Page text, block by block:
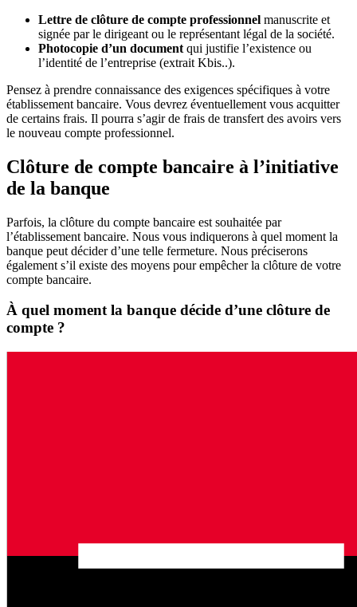
Lettre de clôture de compte professionnel manuscrite et
signée par le dirigeant ou le représentant légal de la société.
Photocopie d’un document qui justifie l’existence ou
l’identité de l’entreprise (extrait Kbis..).
Pensez à prendre connaissance des exigences spécifiques à votre
établissement bancaire. Vous devrez éventuellement vous acquitter
de certains frais. Il pourra s’agir de frais de transfert des avoirs vers
le nouveau compte professionnel.
Clôture de compte bancaire à l’initiative
de la banque
Parfois, la clôture du compte bancaire est souhaitée par
l’établissement bancaire. Nous vous indiquerons à quel moment la
banque peut décider d’une telle fermeture. Nous préciserons
également s’il existe des moyens pour empêcher la clôture de votre
compte bancaire.
À quel moment la banque décide d’une clôture de
compte ?